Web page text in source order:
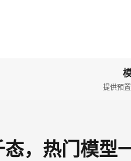
提供预
，热门模型